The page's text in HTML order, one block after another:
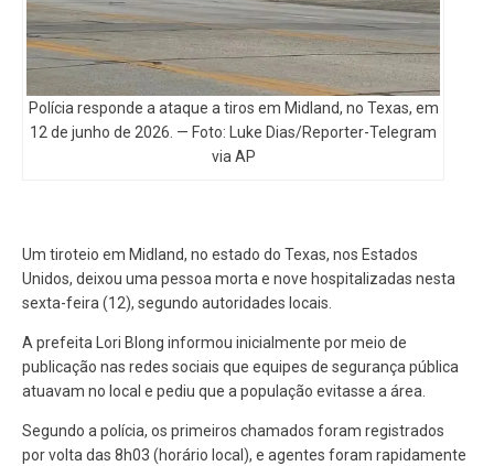
Polícia responde a ataque a tiros em Midland, no Texas, em
12 de junho de 2026. — Foto: Luke Dias/Reporter-Telegram
via AP
Um tiroteio em Midland, no estado do Texas, nos Estados
Unidos, deixou uma pessoa morta e nove hospitalizadas nesta
sexta-feira (12), segundo autoridades locais.
A prefeita Lori Blong informou inicialmente por meio de
publicação nas redes sociais que equipes de segurança pública
atuavam no local e pediu que a população evitasse a área.
Segundo a polícia, os primeiros chamados foram registrados
por volta das 8h03 (horário local), e agentes foram rapidamente